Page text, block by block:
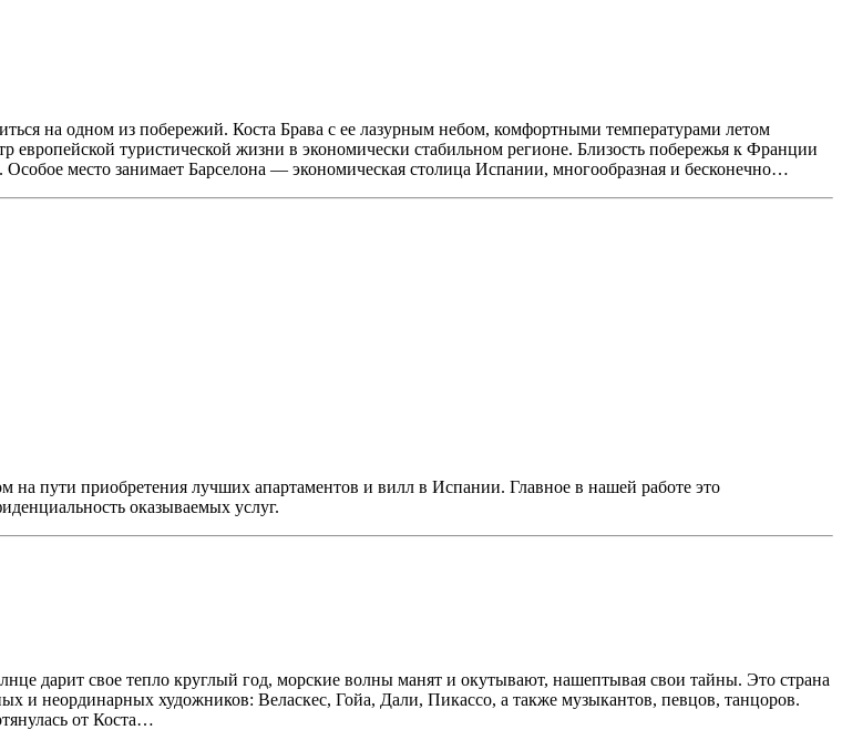
на одном из побережий. Коста Брава с ее лазурным небом, комфортными температурами летом
туристической жизни в экономически стабильном регионе. Близость побережья к Франции
место занимает Барселона — экономическая столица Испании, многообразная и бесконечно…
пути приобретения лучших апартаментов и вилл в Испании. Главное в нашей работе это
оказываемых услуг.
дарит свое тепло круглый год, морские волны манят и окутывают, нашептывая свои тайны. Это страна
и неординарных художников: Веласкес, Гойа, Дали, Пикассо, а также музыкантов, певцов, танцоров.
от Коста…